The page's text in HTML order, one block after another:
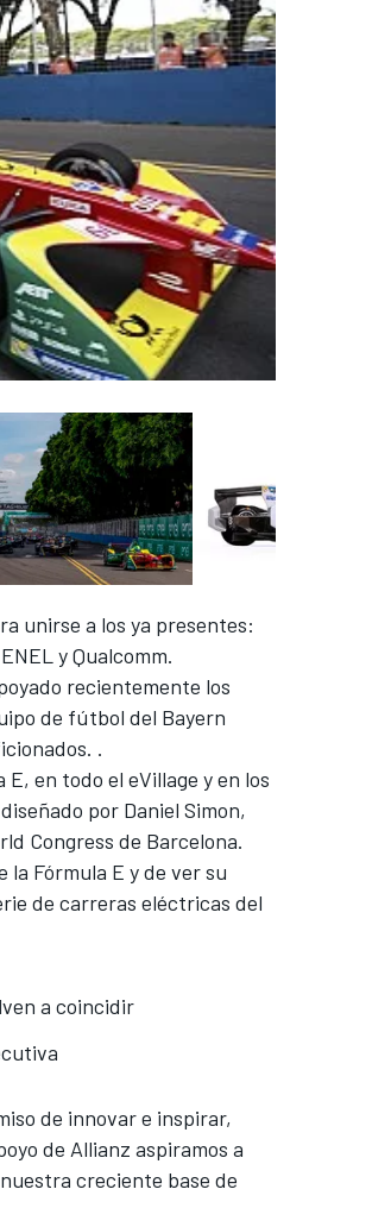
unirse a los ya presentes:
y Qualcomm.
recientemente los
de fútbol del Bayern
.
E, en todo el eVillage y en los
por Daniel Simon,
Congress de Barcelona.
Fórmula E y de ver su
de carreras eléctricas del
a coincidir
de innovar e inspirar,
de Allianz aspiramos a
creciente base de